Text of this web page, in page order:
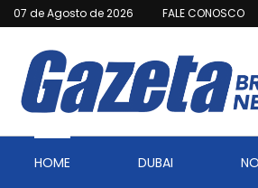
07 de Agosto de 2026 FALE CONOSCO
HOME DUBAI